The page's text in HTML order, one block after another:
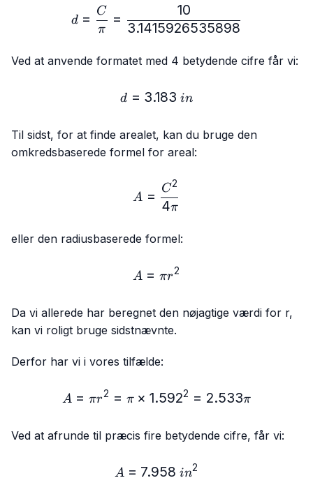
d = \frac{C}{π} =
d =
π
C =
3.1415926535898
10
Ved at anvende formatet med 4 betydende cifre får vi:
d = 3.183\ in
d = 3.183 in
Til sidst, for at finde arealet, kan du bruge den
omkredsbaserede formel for areal:
A = \frac{C²}{4π}
A =
4π
C2
eller den radiusbaserede formel:
A = πr²
A = πr2
Da vi allerede har beregnet den nøjagtige værdi for r,
kan vi roligt bruge sidstnævnte.
Derfor har vi i vores tilfælde:
A = πr² = π × 1.592² =
A = πr2 = π × 1.5922 = 2.533π
Ved at afrunde til præcis fire betydende cifre, får vi:
A = 7.958\ in²
A = 7.958 in2